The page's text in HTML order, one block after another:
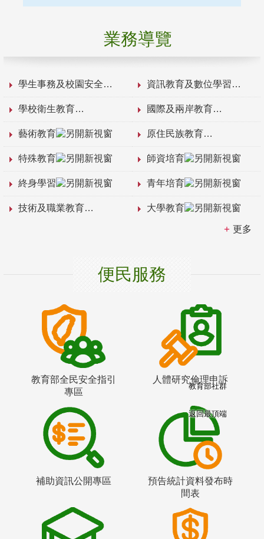
業務導覽
學生事務及校園安全 資訊教育及數位學習
學校衛生教育 國際及兩岸教育
藝術教育 原住民族教育
特殊教育 師資培育
終身學習 青年培育
技術及職業教育 大學教育
更多
便民服務
教育部全民安全指引
專區
人體研究倫理申訴
補助資訊公開專區
預告統計資料發布時
間表
教育部社群
返回最頂端